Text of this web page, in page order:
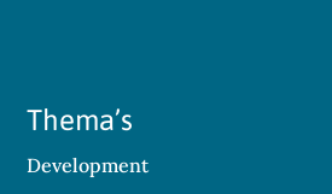
Thema’s
Development